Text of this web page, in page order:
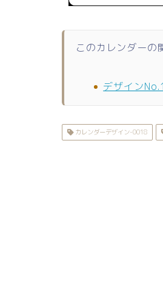
このカレンダーの
デザイン
カレンダーデザイン-0018